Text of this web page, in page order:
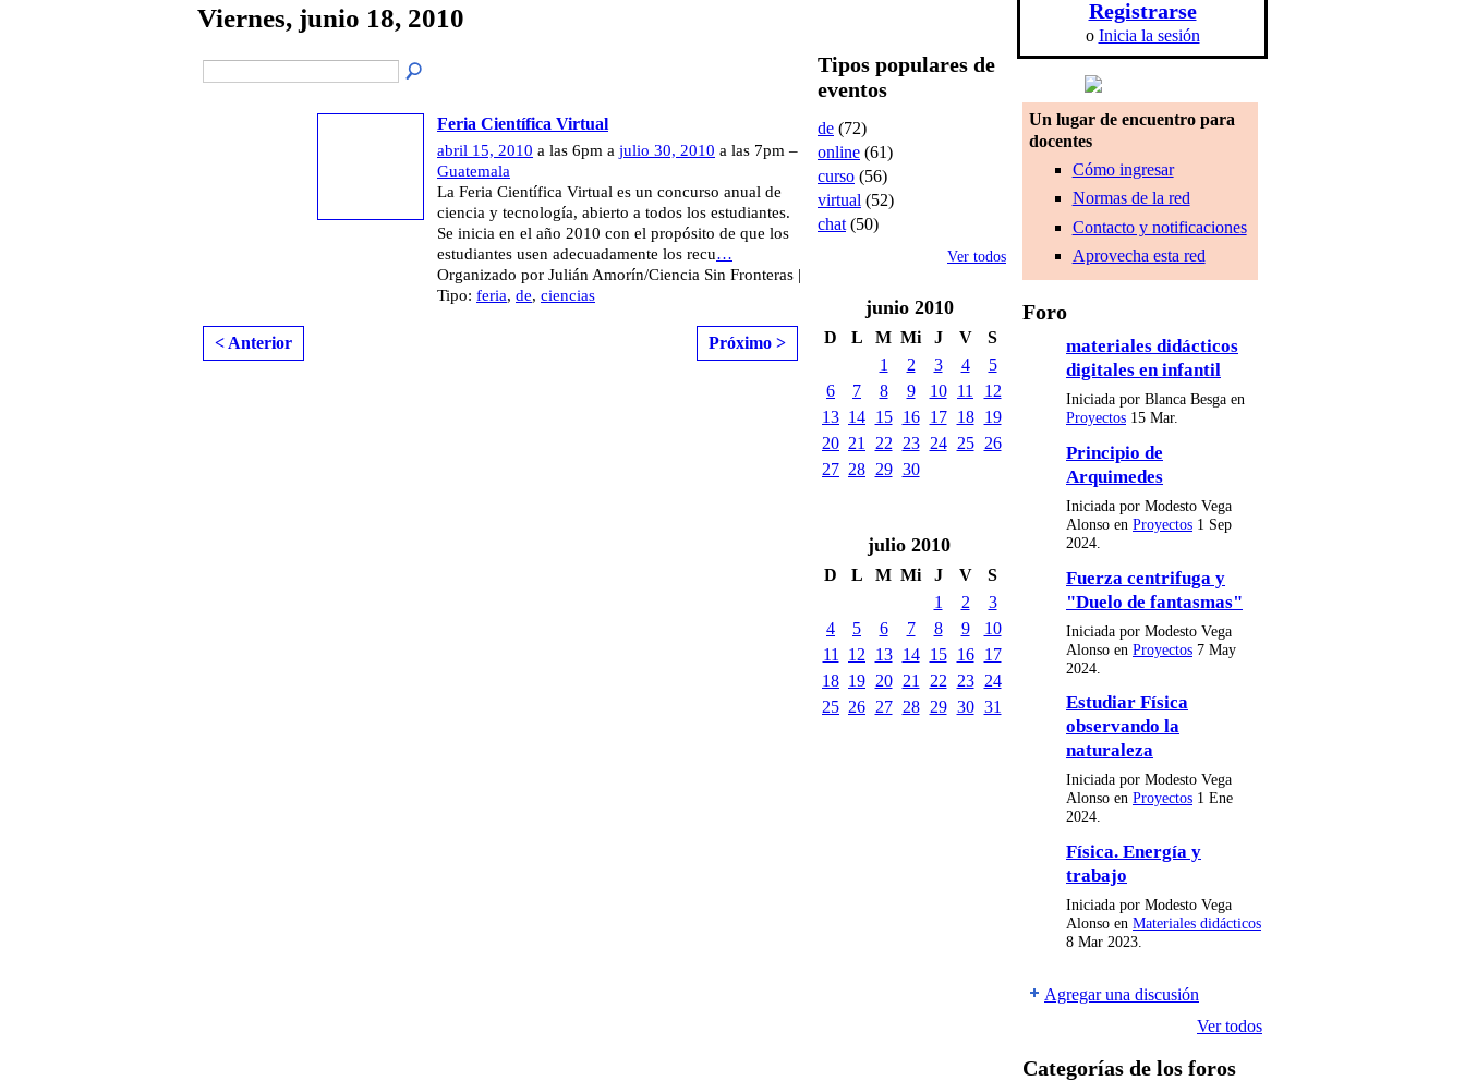
Viernes, junio 18, 2010
Feria Científica Virtual
abril 15, 2010 a las 6pm a julio 30, 2010 a las 7pm –
Guatemala
La Feria Científica Virtual es un concurso anual de
ciencia y tecnología, abierto a todos los estudiantes.
Se inicia en el año 2010 con el propósito de que los
estudiantes usen adecuadamente los recu…
Organizado por Julián Amorín/Ciencia Sin Fronteras |
Tipo: feria, de, ciencias
< Anterior Próximo >
Tipos populares de
eventos
de (72)
online (61)
curso (56)
virtual (52)
chat (50)
Ver todos
junio 2010
D L M Mi J V
S
1
2 3 4
5
6
7 8 9 10 11
12
13 14 15 16 17 18
19
20 21 22 23 24 25
26
27 28 29 30
julio 2010
D L M Mi J V
S
1
2
3
4
5 6 7 8 9
10
11
12 13 14 15 16
17
18 19 20 21 22 23
24
25 26 27 28 29 30 31
Registrarse
o Inicia la sesión
Un lugar de encuentro para
docentes
Cómo ingresar
Normas de la red
Contacto y notificaciones
Aprovecha esta red
Foro
materiales didácticos
digitales en infantil
Iniciada por Blanca Besga en
Proyectos 15 Mar.
Principio de
Arquimedes
Iniciada por Modesto Vega
Alonso en Proyectos 1 Sep
2024.
Fuerza centrifuga y
"Duelo de fantasmas"
Iniciada por Modesto Vega
Alonso en Proyectos 7 May
2024.
Estudiar Física
observando la
naturaleza
Iniciada por Modesto Vega
Alonso en Proyectos 1 Ene
2024.
Física. Energía y
trabajo
Iniciada por Modesto Vega
Alonso en Materiales didácticos
8 Mar 2023.
Agregar una discusión
Ver todos
Categorías de los foros